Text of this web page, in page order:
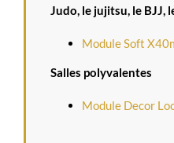
Judo, le jujitsu, le BJJ,
Module Soft
Salles polyvalentes
Module Decor